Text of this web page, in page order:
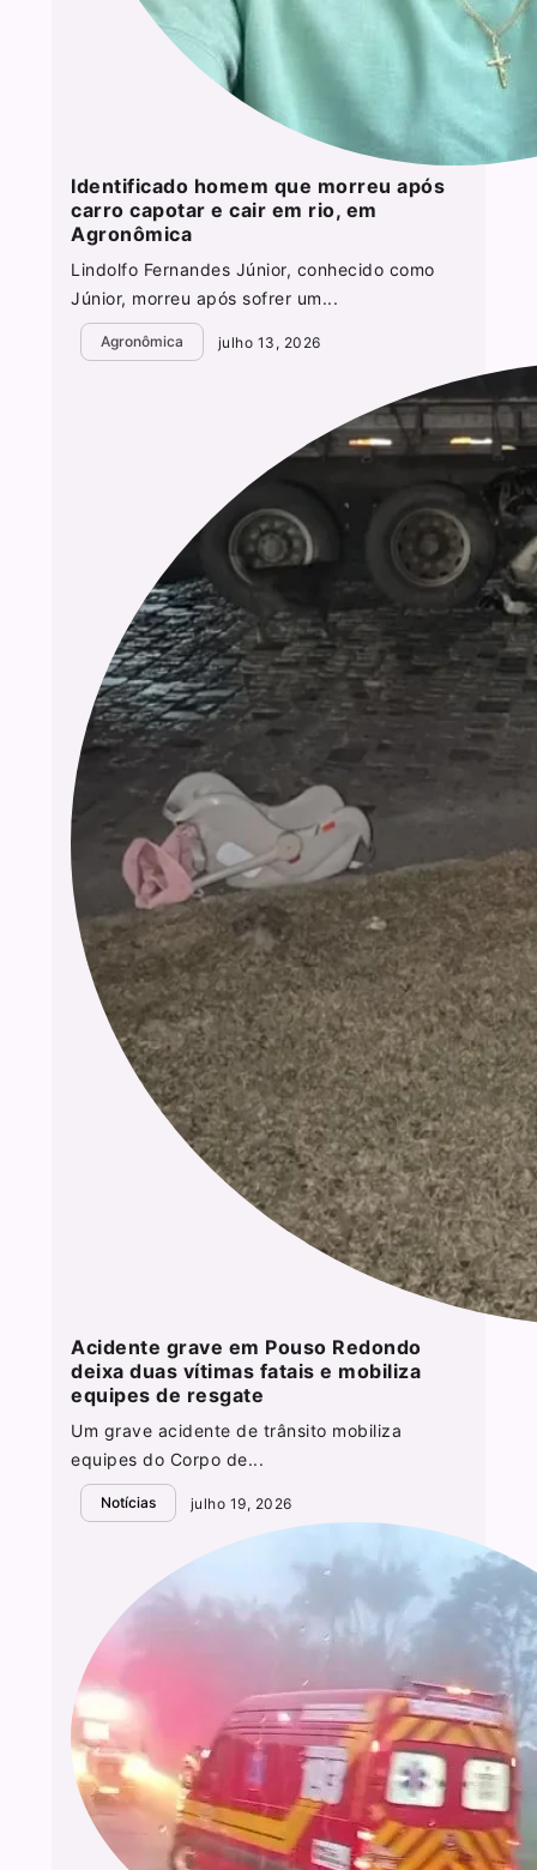
Identificado homem que morreu após
carro capotar e cair em rio, em
Agronômica
Lindolfo Fernandes Júnior, conhecido como
Júnior, morreu após sofrer um...
Agronômica julho 13, 2026
Acidente grave em Pouso Redondo
deixa duas vítimas fatais e mobiliza
equipes de resgate
Um grave acidente de trânsito mobiliza
equipes do Corpo de...
Notícias julho 19, 2026